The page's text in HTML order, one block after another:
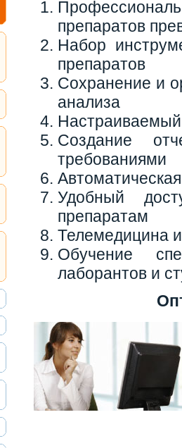
препаратов
Набор
препаратов
Сохранение и
анализа
Настраиваемый
Создание
требованиями
Удобный
препаратам
Телемедицина
Обучение
лаборантов и